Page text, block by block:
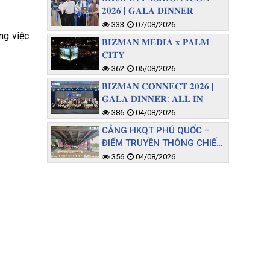
việc
𝟐𝟎𝟐𝟔 | 𝐆𝐀𝐋𝐀 𝐃𝐈𝐍𝐍𝐄𝐑
333 07/08/2026
𝐁𝐈𝐙𝐌𝐀𝐍 𝐌𝐄𝐃𝐈𝐀 𝐱 𝐏𝐀𝐋𝐌
𝐂𝐈𝐓𝐘
362 05/08/2026
𝐁𝐈𝐙𝐌𝐀𝐍 𝐂𝐎𝐍𝐍𝐄𝐂𝐓 𝟐𝟎𝟐𝟔 |
𝐆𝐀𝐋𝐀 𝐃𝐈𝐍𝐍𝐄𝐑: 𝐀𝐋𝐋 𝐈𝐍
386 04/08/2026
CẢNG HKQT PHÚ QUỐC –
ĐIỂM TRUYỀN THÔNG CHIẾN
LƯỢC TIẾP CẬN TỆP KHÁCH
356 04/08/2026